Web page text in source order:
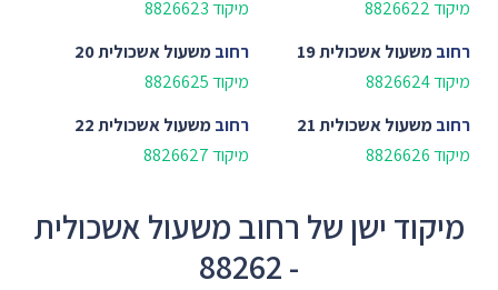
מיקוד 8826622
מיקוד 8826623
רחובמשעול אשכולית 19
מיקוד 8826624
רחובמשעול אשכולית 20
מיקוד 8826625
רחובמשעול אשכולית 21
מיקוד 8826626
רחובמשעול אשכולית 22
מיקוד 8826627
מיקוד ישן של רחוב משעול אשכולית
- 88262